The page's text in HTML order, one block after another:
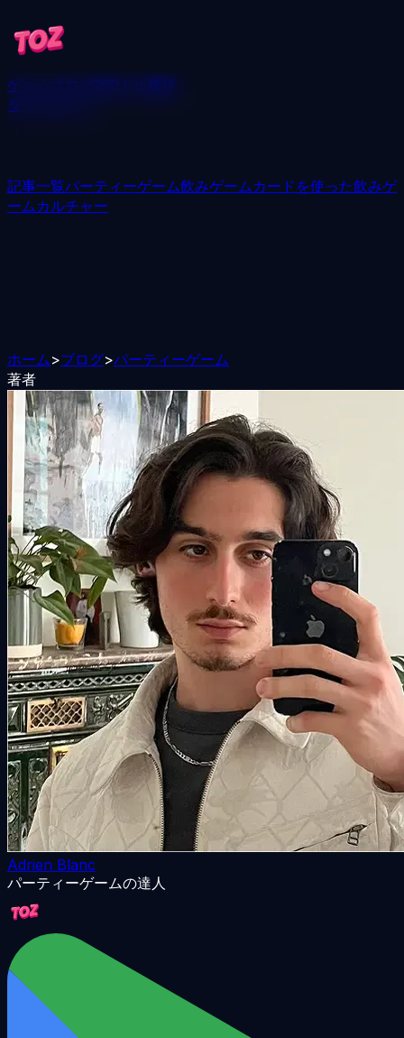
ゲーム ブログ250ドル獲得
ダウンロード
記事一覧パーティーゲーム飲みゲームカードを使った飲みゲ
ームカルチャー
ホーム>ブログ>パーティーゲーム
著者
Adrien Blanc
パーティーゲームの達人